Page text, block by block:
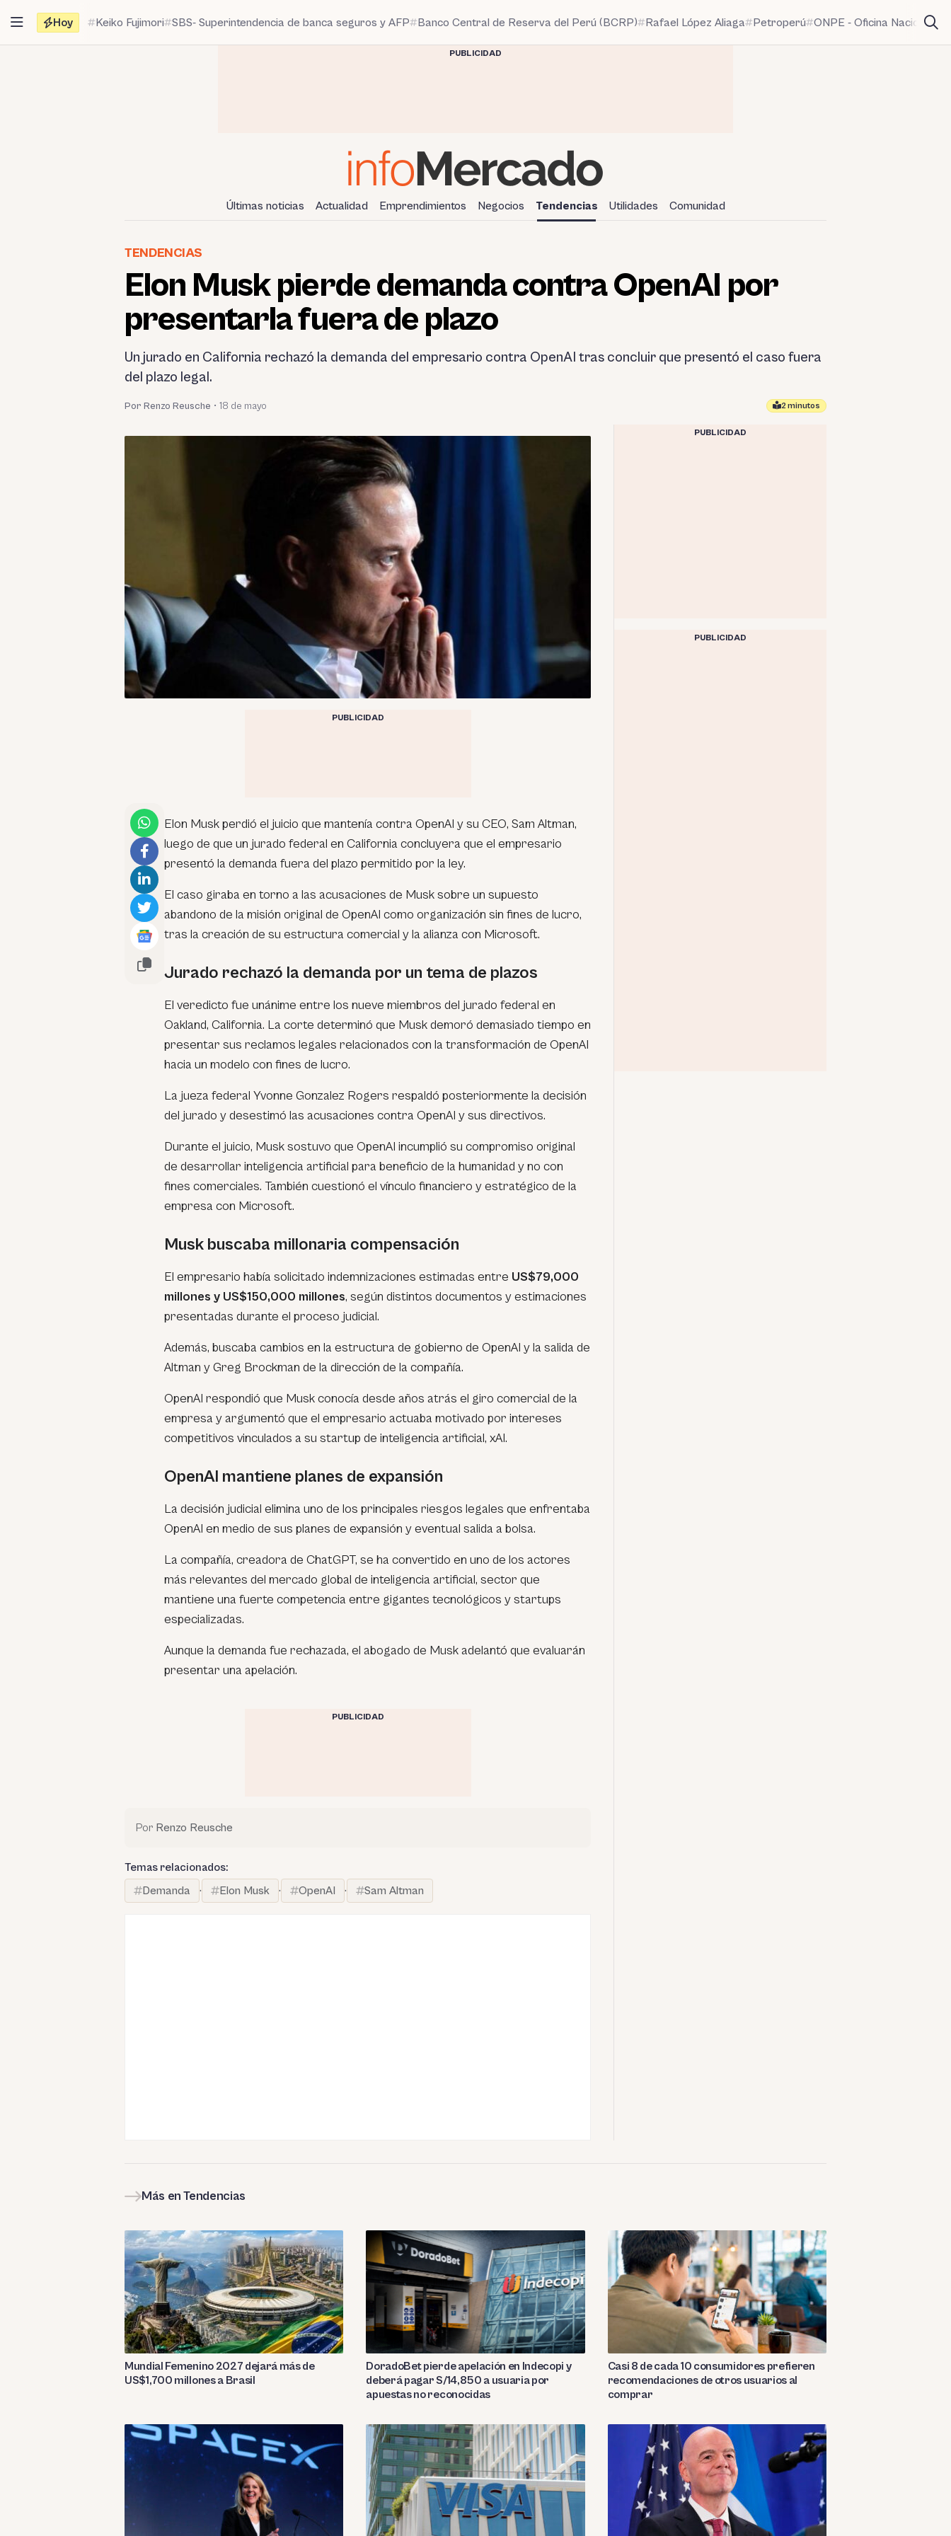
contenido
Hoy Keiko Fujimori SBS- Superintendencia de banca seguros y AFP Banco Central de Reserva del Perú (BCRP) Rafael López Aliaga Petroperú ONPE - Oficina Nacional
PUBLICIDAD
Últimas noticias Actualidad Emprendimientos Negocios Tendencias Utilidades Comunidad
TENDENCIAS
Elon Musk pierde demanda contra OpenAI por
presentarla fuera de plazo
Un jurado en California rechazó la demanda del empresario contra OpenAI tras concluir que presentó el caso fuera
del plazo legal.
Por Renzo Reusche • 18 de mayo 2 minutos
PUBLICIDAD
Elon Musk perdió el juicio que mantenía contra OpenAI y su CEO, Sam Altman,
luego de que un jurado federal en California concluyera que el empresario
presentó la demanda fuera del plazo permitido por la ley.
El caso giraba en torno a las acusaciones de Musk sobre un supuesto
abandono de la misión original de OpenAI como organización sin fines de lucro,
tras la creación de su estructura comercial y la alianza con Microsoft.
Jurado rechazó la demanda por un tema de plazos
El veredicto fue unánime entre los nueve miembros del jurado federal en
Oakland, California. La corte determinó que Musk demoró demasiado tiempo en
presentar sus reclamos legales relacionados con la transformación de OpenAI
hacia un modelo con fines de lucro.
La jueza federal Yvonne Gonzalez Rogers respaldó posteriormente la decisión
del jurado y desestimó las acusaciones contra OpenAI y sus directivos.
Durante el juicio, Musk sostuvo que OpenAI incumplió su compromiso original
de desarrollar inteligencia artificial para beneficio de la humanidad y no con
fines comerciales. También cuestionó el vínculo financiero y estratégico de la
empresa con Microsoft.
Musk buscaba millonaria compensación
El empresario había solicitado indemnizaciones estimadas entre US$79,000
millones y US$150,000 millones, según distintos documentos y estimaciones
presentadas durante el proceso judicial.
Además, buscaba cambios en la estructura de gobierno de OpenAI y la salida de
Altman y Greg Brockman de la dirección de la compañía.
OpenAI respondió que Musk conocía desde años atrás el giro comercial de la
empresa y argumentó que el empresario actuaba motivado por intereses
competitivos vinculados a su startup de inteligencia artificial, xAI.
OpenAI mantiene planes de expansión
La decisión judicial elimina uno de los principales riesgos legales que enfrentaba
OpenAI en medio de sus planes de expansión y eventual salida a bolsa.
La compañía, creadora de ChatGPT, se ha convertido en uno de los actores
más relevantes del mercado global de inteligencia artificial, sector que
mantiene una fuerte competencia entre gigantes tecnológicos y startups
especializadas.
Aunque la demanda fue rechazada, el abogado de Musk adelantó que evaluarán
presentar una apelación.
PUBLICIDAD
Por Renzo Reusche
Temas relacionados:
Demanda
· Elon Musk · OpenAI · Sam Altman
PUBLICIDAD
PUBLICIDAD
Más en Tendencias
Mundial Femenino 2027 dejará más de
US$1,700 millones a Brasil
DoradoBet pierde apelación en Indecopi y
deberá pagar S/14,850 a usuaria por
apuestas no reconocidas
Casi 8 de cada 10 consumidores prefieren
recomendaciones de otros usuarios al
comprar